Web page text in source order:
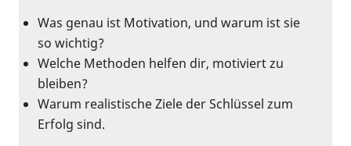
Was genau ist Motivation, und warum ist sie
so wichtig?
Welche Methoden helfen dir, motiviert zu
bleiben?
Warum realistische Ziele der Schlüssel zum
Erfolg sind.